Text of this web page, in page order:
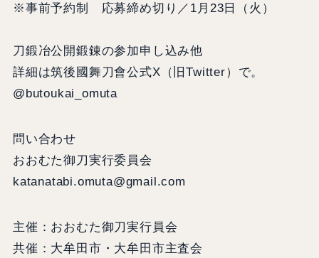
※事前予約制 応募締め切り／1月23日（火）
刀鍛冶公開鍛錬の参加申し込み他
詳細は筑後國舞刀會公式X（旧Twitter）で。
@butoukai_omuta
問い合わせ
おおむた御刀実行委員会
katanatabi.omuta@gmail.com
主催：おおむた御刀実行員会
共催：大牟田市・大牟田市主査会